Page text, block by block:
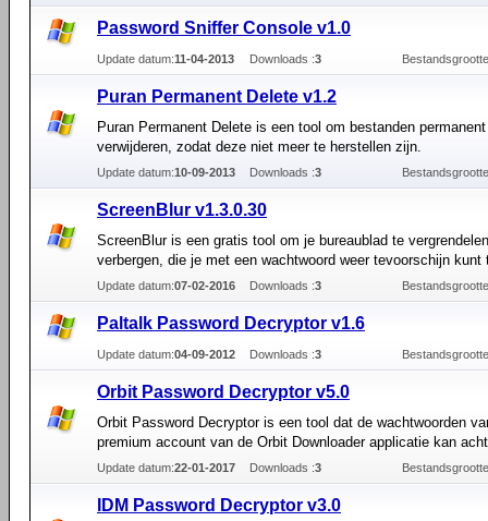
Password Sniffer Console v1.0
Update datum:11-04-2013 Downloads :3
Puran Permanent Delete v1.2
Puran Permanent Delete is een tool om bestanden
verwijderen, zodat deze niet meer te herstellen zijn.
Update datum:10-09-2013 Downloads :3
ScreenBlur v1.3.0.30
ScreenBlur is een gratis tool om je bureaublad te
verbergen, die je met een wachtwoord weer tevoorschijn kunt
Update datum:07-02-2016 Downloads :3
Paltalk Password Decryptor v1.6
Update datum:04-09-2012 Downloads :3
Orbit Password Decryptor v5.0
Orbit Password Decryptor is een tool dat de wachtwoorden
premium account van de Orbit Downloader applicatie kan
Update datum:22-01-2017 Downloads :3
IDM Password Decryptor v3.0